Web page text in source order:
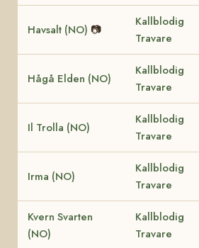
Havsalt (NO) 📷
Kallblodig
Travare
Hågå Elden (NO)
Kallblodig
Travare
Il Trolla (NO)
Kallblodig
Travare
Irma (NO)
Kallblodig
Travare
Kvern Svarten
(NO)
Kallblodig
Travare